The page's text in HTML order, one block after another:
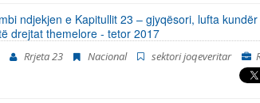
2018. Periudha e përfshirjes së Raportit është
me ciklin e ri të raporteve t
ndjekjen e Kapitullit 23 – gjyqësori, lufta kundër
drejtat themelore - tetor 2017
Rrjeta 23 Nacional sektori joqeveritar